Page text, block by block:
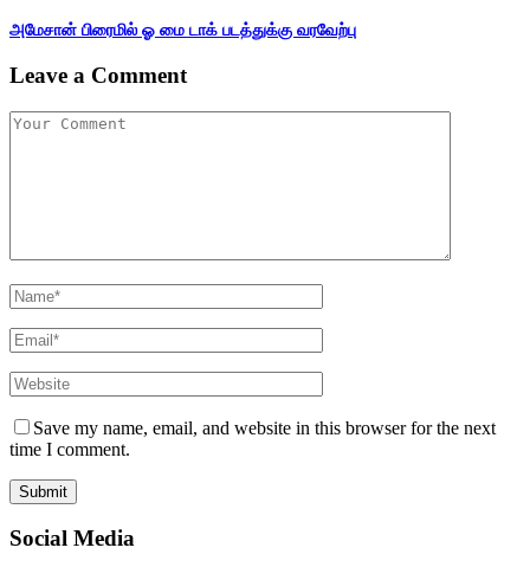
அமேசான் பிரைமில் ஓ மை டாக் படத்துக்கு வரவேற்பு
Leave a Comment
Save my name, email, and website in this browser for the next
time I comment.
Social Media